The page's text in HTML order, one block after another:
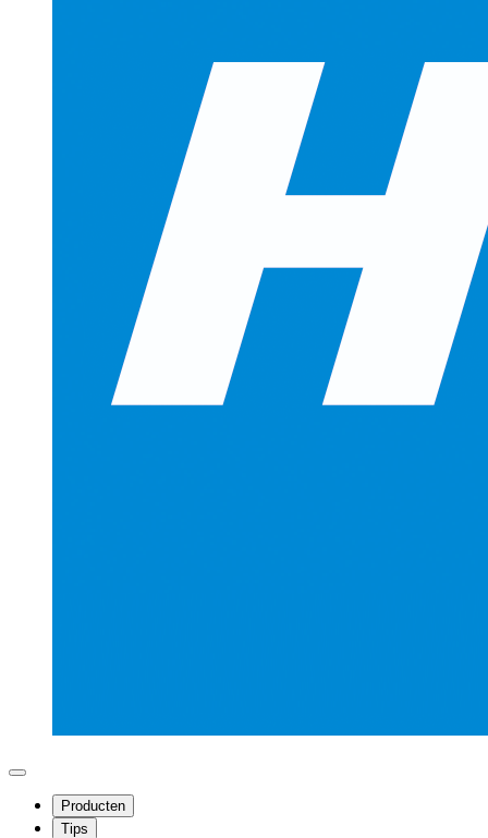
Producten
Tips